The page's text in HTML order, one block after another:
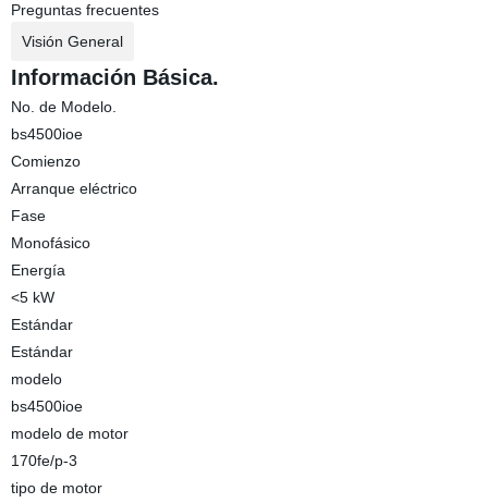
Preguntas frecuentes
Visión General
Información Básica.
No. de Modelo.
bs4500ioe
Comienzo
Arranque eléctrico
Fase
Monofásico
Energía
<5 kW
Estándar
Estándar
modelo
bs4500ioe
modelo de motor
170fe/p-3
tipo de motor